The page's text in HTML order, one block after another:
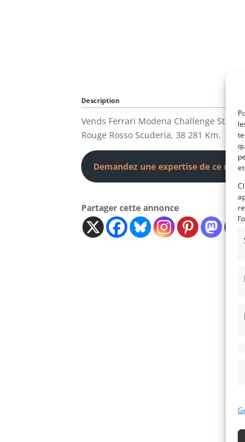
Description
Vends Ferrari Modena Challenge
Rouge Rosso Scuderia, 38 281 Km.
Demandez une expertise de ce
Partager cette annonce